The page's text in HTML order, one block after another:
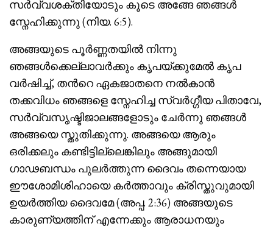
സര്‍വ്വശക്തിയോടും കൂടെ അങ്ങേ ഞങ്ങള്‍
സ്നേഹിക്കുന്നു (നിയ. 6:5).
അങ്ങയുടെ പൂര്‍ണ്ണതയില്‍ നിന്നു
ഞങ്ങള്‍ക്കെല്ലാവര്‍ക്കും കൃപയ്ക്കുമേല്‍ കൃപ
വര്‍ഷിച്ച്, തന്‍റെ ഏകജാതനെ നല്‍കാന്‍
തക്കവിധം ഞങ്ങളെ സ്നേഹിച്ച സ്വര്‍ഗ്ഗീയ പിതാവേ,
സര്‍വ്വസൃഷ്ടിജാലങ്ങളോടും ചേര്‍ന്നു ഞങ്ങള്‍
അങ്ങയെ സ്തുതിക്കുന്നു. അങ്ങയെ ആരും
ഒരിക്കലും കണ്ടിട്ടില്ലെങ്കിലും അങ്ങുമായി
ഗാഢബന്ധം പുലര്‍ത്തുന്ന ദൈവം തന്നെയായ
ഈശോമിശിഹായെ കര്‍ത്താവും ക്രിസ്തുവുമായി
ഉയര്‍ത്തിയ ദൈവമേ (അപ്പ. 2:36) അങ്ങയുടെ
കാരുണ്യത്തിന് എന്നേക്കും ആരാധനയും